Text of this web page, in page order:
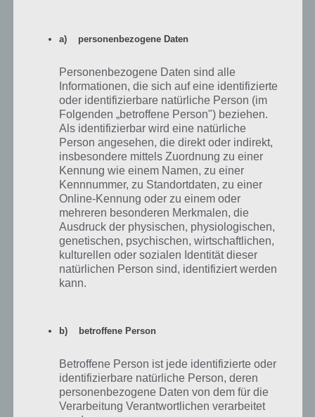
DeinBus.de: Keine App für Android oder iOS
DeinBus.de ist der einzige in unserer kleinen Auflistung unter den
bekanntesten Fernbus-Anbietern, wo wir weder eine App für
Android, noch für iOS entdeckt. Entsprechend muss man mit dem
Browser seines Smartphones und Tablets
Busliniensuche: Die Vergleichs-App
Wer sich nicht von jedem Fernbus
Unternehmen eine seperate App
herunterladen will, der kann auch die
App Busliniensuche für Android,
iPhone und iPad kostenlos
herunterladen.
es eine erweiterte Suche für noch
Busliniensuche hat unter anderem
die Anbieter ADAC Postbus, Berlin
Linien Bus, Eurolines, City2City,
DeinBus.de, FlixBus, IC Bus,
a) personenbezogene Daten
Personenbezogene Daten sind alle
Informationen, die sich auf eine identifizierte
oder identifizierbare natürliche Person (im
Folgenden „betroffene Person") beziehen.
Als identifizierbar wird eine natürliche
Person angesehen, die direkt oder indirekt,
insbesondere mittels Zuordnung zu einer
Kennung wie einem Namen, zu einer
Kennnummer, zu Standortdaten, zu einer
Online-Kennung oder zu einem oder
mehreren besonderen Merkmalen, die
Ausdruck der physischen, physiologischen,
genetischen, psychischen, wirtschaftlichen,
kulturellen oder sozialen Identität dieser
natürlichen Person sind, identifiziert werden
kann.
b) betroffene Person
Betroffene Person ist jede identifizierte oder
identifizierbare natürliche Person, deren
personenbezogene Daten von dem für die
Verarbeitung Verantwortlichen verarbeitet